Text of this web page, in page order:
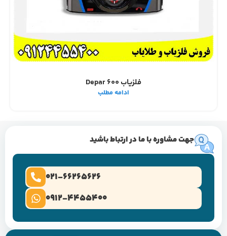
فلزیاب Depar 600
ادامه مطلب
جهت مشاوره با ما در ارتباط باشید
0912-4455400
021-66265626